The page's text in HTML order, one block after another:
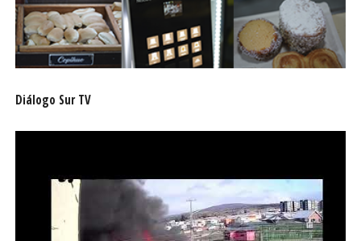
Diálogo Sur TV